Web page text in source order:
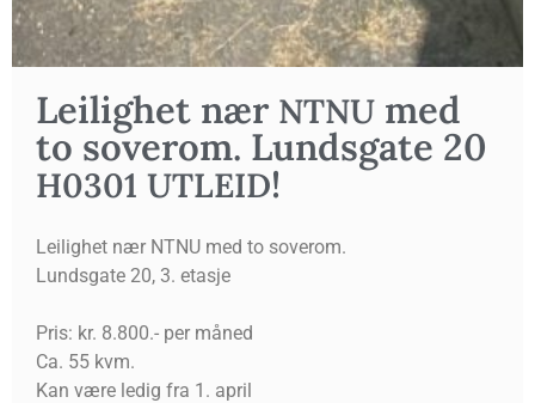
Lei­lig­het nær NTNU med
to sove­rom. Lunds­gate 20
H0301 UTLEID!
Leilighet nær NTNU med to soverom.
Lundsgate 20, 3. etasje
Pris: kr. 8.800.- per måned
Ca. 55 kvm.
Kan være ledig fra 1. april